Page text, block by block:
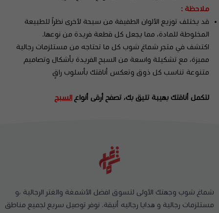
ملاحظة :
قد يختلف توزيع الألوان الطفيفة من سبحة لأخرى نظراً للطبيعة
المخلوطة للمادة، مما يجعل كل قطعة فريدة من نوعها.
اكتشف في متجر شماغ شوب كل ما تحتاجه من مستلزمات رجالية
مميزة، مع تشكيلة واسعة من السبح الفريدة بأشكال وتصاميم
متنوعة تناسب كل ذوق وتعكس أناقتك بأسلوب راقٍ
لتكمل أناقتك بهيبة تليق بك، تصفح أرقى أنواع السبح
شماغ شوب وجهتك الأولى لتسوق افضل الأشمغة والغتر الرجالية ،و
مستلزمات رجالية و هدايا رجاليه أنيقة. نوفر توصيل سريع لجميع مناطق